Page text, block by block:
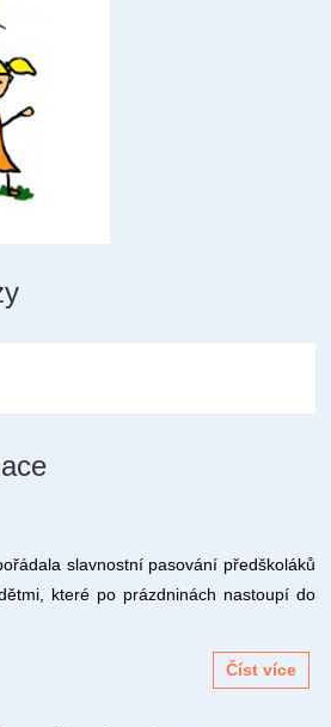
slavnostní pasování předškoláků
které po prázdninách nastoupí do
Číst více